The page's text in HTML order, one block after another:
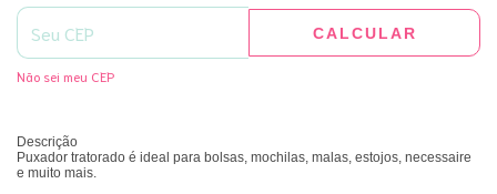
CALCULAR
Não sei meu CEP
Descrição
Puxador tratorado é ideal para bolsas, mochilas, malas, estojos, necessaire
e muito mais.